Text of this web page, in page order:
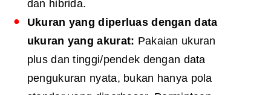
dan hibrida.
Ukuran yang diperluas dengan data
ukuran yang akurat: Pakaian ukuran
plus dan tinggi/pendek dengan data
pengukuran nyata, bukan hanya pola